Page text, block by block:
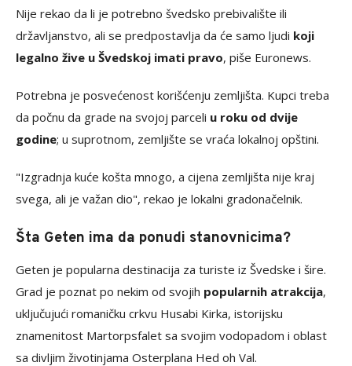
Nije rekao da li je potrebno švedsko prebivalište ili
državljanstvo, ali se predpostavlja da će samo ljudi koji
legalno žive u Švedskoj imati pravo, piše Euronews.
Potrebna je posvećenost korišćenju zemljišta. Kupci treba
da počnu da grade na svojoj parceli u roku od dvije
godine; u suprotnom, zemljište se vraća lokalnoj opštini.
"Izgradnja kuće košta mnogo, a cijena zemljišta nije kraj
svega, ali je važan dio", rekao je lokalni gradonačelnik.
Šta Geten ima da ponudi stanovnicima?
Geten je popularna destinacija za turiste iz Švedske i šire.
Grad je poznat po nekim od svojih popularnih atrakcija,
uključujući romaničku crkvu Husabi Kirka, istorijsku
znamenitost Martorpsfalet sa svojim vodopadom i oblast
sa divljim životinjama Osterplana Hed oh Val.